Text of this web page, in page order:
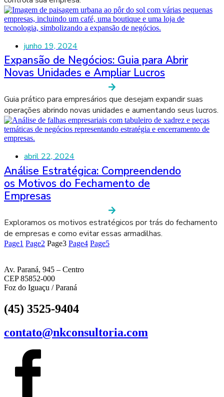
junho 19, 2024
Expansão de Negócios: Guia para Abrir
Novas Unidades e Ampliar Lucros
Guia prático para empresários que desejam expandir suas
operações abrindo novas unidades e aumentando seus lucros.
abril 22, 2024
Análise Estratégica: Compreendendo
os Motivos do Fechamento de
Empresas
Exploramos os motivos estratégicos por trás do fechamento
de empresas e como evitar essas armadilhas.
Page1 Page2 Page3 Page4 Page5
Av. Paraná, 945 – Centro
CEP 85852-000
Foz do Iguaçu / Paraná
(45) 3525-9404
contato@nkconsultoria.com